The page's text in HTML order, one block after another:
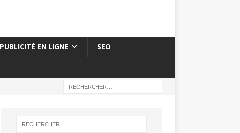
PUBLICITÉ EN LIGNE SEO